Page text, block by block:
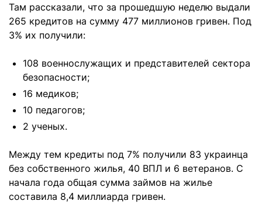
Там рассказали, что за прошедшую неделю выдали
265 кредитов на сумму 477 миллионов гривен. Под
3% их получили:
108 военнослужащих и представителей сектора
безопасности;
16 медиков;
10 педагогов;
2 ученых.
Между тем кредиты под 7% получили 83 украинца
без собственного жилья, 40 ВПЛ и 6 ветеранов. С
начала года общая сумма займов на жилье
составила 8,4 миллиарда гривен.